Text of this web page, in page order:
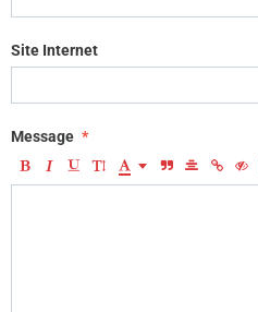
Site Internet
Message